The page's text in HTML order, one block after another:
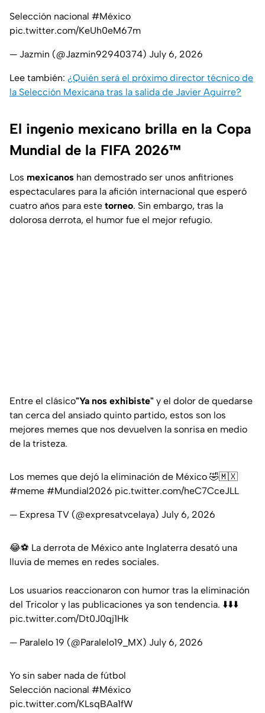
Selección nacional #México
pic.twitter.com/KeUh0eM67m
— Jazmin (@Jazmin92940374) July 6, 2026
Lee también: ¿Quién será el próximo director técnico de
la Selección Mexicana tras la salida de Javier Aguirre?
El ingenio mexicano brilla en la Copa
Mundial de la FIFA 2026™
Los mexicanos han demostrado ser unos anfitriones
espectaculares para la afición internacional que esperó
cuatro años para este torneo. Sin embargo, tras la
dolorosa derrota, el humor fue el mejor refugio.
Entre el clásico"Ya nos exhibiste" y el dolor de quedarse
tan cerca del ansiado quinto partido, estos son los
mejores memes que nos devuelven la sonrisa en medio
de la tristeza.
Los memes que dejó la eliminación de México 🤣🇲🇽
#meme #Mundial2026 pic.twitter.com/heC7CceJLL
— Expresa TV (@expresatvcelaya) July 6, 2026
😂⚽ La derrota de México ante Inglaterra desató una
lluvia de memes en redes sociales.
Los usuarios reaccionaron con humor tras la eliminación
del Tricolor y las publicaciones ya son tendencia. ⬇️⬇️⬇️
pic.twitter.com/Dt0J0qj1Hk
— Paralelo 19 (@Paralelo19_MX) July 6, 2026
Yo sin saber nada de fútbol
Selección nacional #México
pic.twitter.com/KLsqBAa1fW